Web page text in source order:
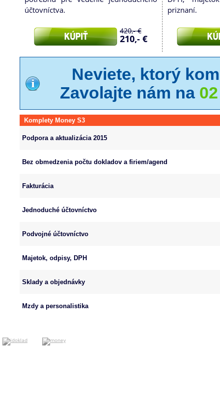
účtovníctva.
420,- €
210,- €
priznaní.
Neviete, ktorý
Zavolajte nám na
Komplety Money S3
Podpora a aktualizácia 2015
Bez obmedzenia počtu dokladov a firiem/agend
Fakturácia
Jednoduché účtovníctvo
Podvojné účtovníctvo
Majetok, odpisy, DPH
Sklady a objednávky
Mzdy a personalistika